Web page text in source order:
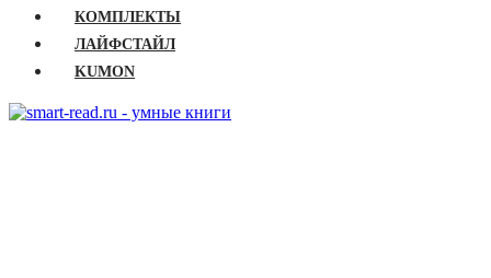
КОМПЛЕКТЫ
ЛАЙФСТАЙЛ
KUMON